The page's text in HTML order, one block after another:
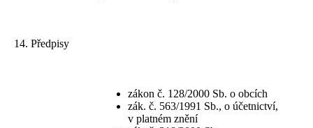
14. Předpisy
zákon č. 128/2000 Sb. o obcích
zák. č. 563/1991 Sb., o účetnictví,
v platném znění